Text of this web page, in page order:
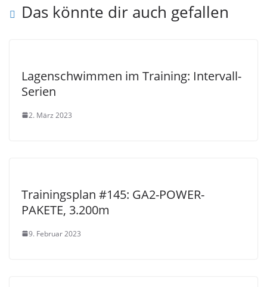
Das könnte dir auch gefallen
Lagenschwimmen im Training: Intervall-
Serien
2. März 2023
Trainingsplan #145: GA2-POWER-
PAKETE, 3.200m
9. Februar 2023